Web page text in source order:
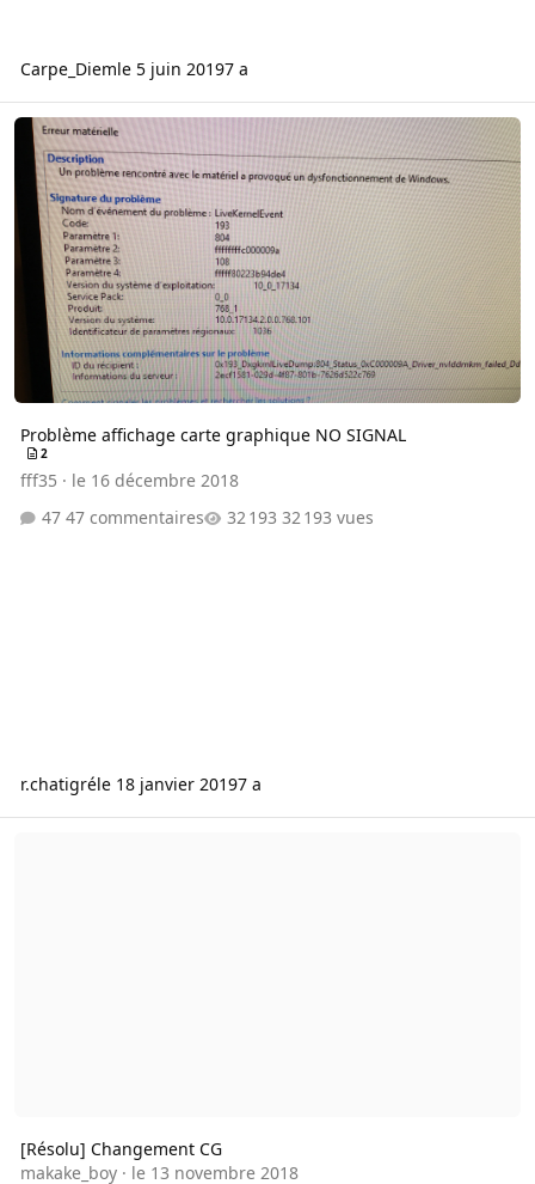
Carpe_Diemle 5 juin 20197 a
Problème affichage carte graphique NO SIGNAL
Problème affichage carte graphique NO SIGNAL
2
fff35 · le 16 décembre 2018
47 commentaires
32 193 vues
r.chatigréle 18 janvier 20197 a
[Résolu] Changement CG
makake_boy· le 13 novembre 2018